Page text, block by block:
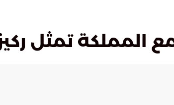
مع المملكة تمثل